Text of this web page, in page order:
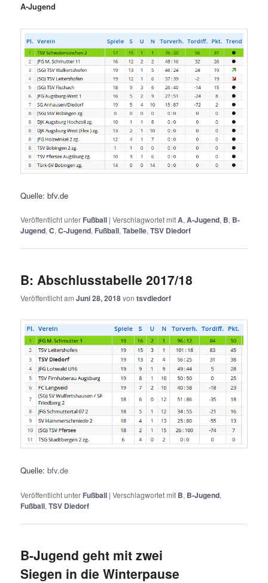
A-Jugend
Quelle: bfv.de
Veröffentlicht unter Fußball |Verschlagwortet mitA,A-Jugend, B, B-
Jugend,C,C-Jugend, Fußball,Tabelle,TSV Diedorf
B: Abschlusstabelle 2017/18
Veröffentlicht amJuni 28, 2018vontsvdiedorf
Quelle:bfv.de
Veröffentlicht unter Fußball |Verschlagwortet mit B, B-Jugend,
Fußball,TSV Diedorf
B-Jugend geht mit zwei
Siegen in die Winterpause